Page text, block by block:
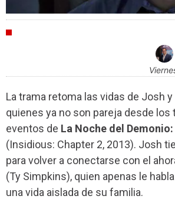
La trama retoma las vidas de Josh y
quienes ya no son pareja desde los
eventos de La Noche del
(Insidious: Chapter 2, 2013). Josh
para volver a conectarse con el
(Ty Simpkins), quien apenas le
una vida aislada de su familia.